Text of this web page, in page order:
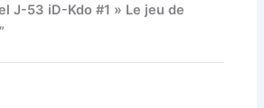
J-53 iD-Kdo #1 » Le jeu de